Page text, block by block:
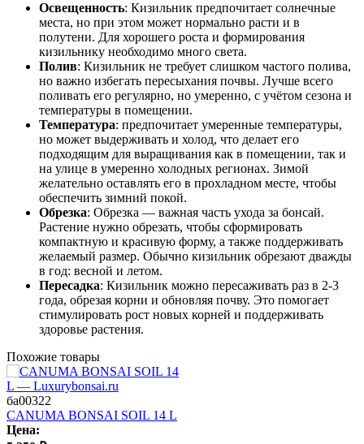
Освещенность: Кизильник предпочитает солнечные
места, но при этом может нормально расти и в
полутени. Для хорошего роста и формирования
кизильнику необходимо много света.
Полив: Кизильник не требует слишком частого полива,
но важно избегать пересыхания почвы. Лучше всего
поливать его регулярно, но умеренно, с учётом сезона и
температуры в помещении.
Температура: предпочитает умеренные температуры,
но может выдерживать и холод, что делает его
подходящим для выращивания как в помещении, так и
на улице в умеренно холодных регионах. Зимой
желательно оставлять его в прохладном месте, чтобы
обеспечить зимний покой.
Обрезка: Обрезка — важная часть ухода за бонсай.
Растение нужно обрезать, чтобы сформировать
компактную и красивую форму, а также поддерживать
желаемый размер. Обычно кизильник обрезают дважды
в год: весной и летом.
Пересадка: Кизильник можно пересаживать раз в 2-3
года, обрезая корни и обновляя почву. Это помогает
стимулировать рост новых корней и поддерживать
здоровье растения.
Похожие товары
ба00322
CANUMA BONSAI SOIL 14 L
Цена: